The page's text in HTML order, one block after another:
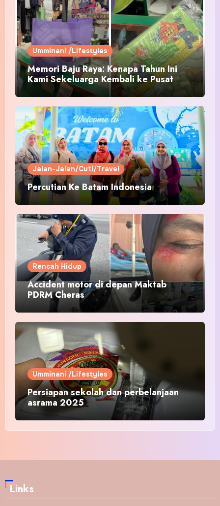
Umminani /Lifestyles
Memori Baju Raya: Kenapa Tahun Ini
Kami Sekeluarga Kembali ke Pusat
Pakaian Hari-Hari?
Jalan-Jalan/Cuti/Travel
Percutian Ke Batam Indonesia
Rencah Hidup
Accident motor di depan Maktab
PDRM Cheras
Umminani /Lifestyles
Persiapan sekolah dan perbelanjaan
asrama 2025
Links